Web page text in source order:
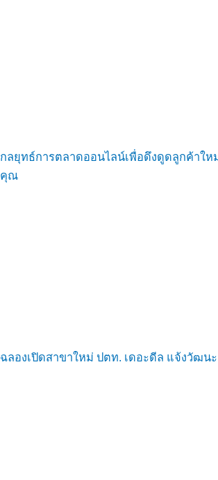
กลยุทธ์การตลาดออนไลน์เพื่อดึงดูดลูกค้าให
คุณ
ฉลองเปิดสาขาใหม่ ปตท. เดอะดีล แจ้งวัฒนะ